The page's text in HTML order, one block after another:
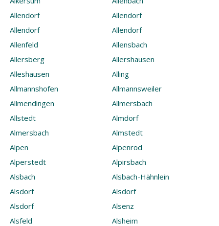
Allendorf
Allendorf
Allendorf
Allendorf
Allenfeld
Allensbach
Allersberg
Allershausen
Alleshausen
Alling
Allmannshofen
Allmannsweiler
Allmendingen
Allmersbach
Allstedt
Almdorf
Almersbach
Almstedt
Alpen
Alpenrod
Alperstedt
Alpirsbach
Alsbach
Alsbach-Hähnlein
Alsdorf
Alsdorf
Alsdorf
Alsenz
Alsfeld
Alsheim